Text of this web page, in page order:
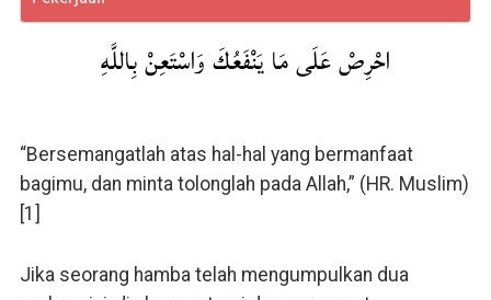
احْرِصْ عَلَى مَا يَنْفَعُكَ وَاسْتَعِنْ بِاللَّهِ
“Bersemangatlah atas hal-hal yang bermanfaat
bagimu, dan minta tolonglah pada Allah,” (HR. Muslim)
[1]
Jika seorang hamba telah mengumpulkan dua